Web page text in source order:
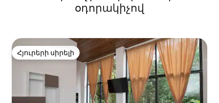
օդորակիչով
Հյուրերի սիրելի
Հյուրերի սիրելի